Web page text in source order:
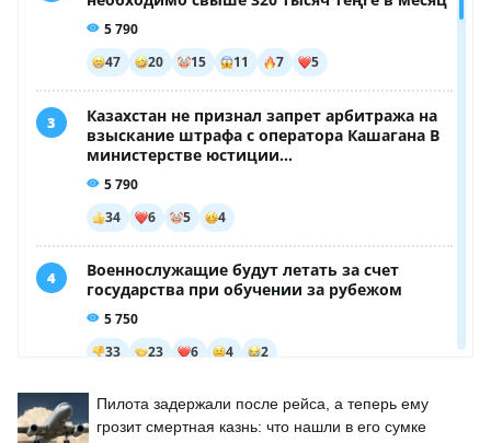
Пилота задержали после рейса, а теперь ему
грозит смертная казнь: что нашли в его сумке